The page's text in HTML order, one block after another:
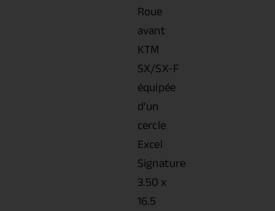
Roue
avant
KTM
SX/SX-F
équipée
d’un
cercle
Excel
Signature
3.50 x
16.5